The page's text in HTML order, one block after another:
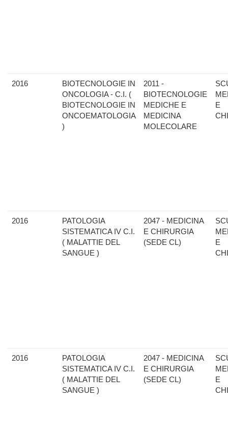
2016
BIOTECNOLOGIE IN
ONCOLOGIA - C.I. (
BIOTECNOLOGIE IN
ONCOEMATOLOGIA
)
2011 -
BIOTECNOLOGIE
MEDICHE E
MEDICINA
MOLECOLARE
E
2016
PATOLOGIA
SISTEMATICA IV C.I.
( MALATTIE DEL
SANGUE )
2047 - MEDICINA
E CHIRURGIA
(SEDE CL)
E
2016
PATOLOGIA
SISTEMATICA IV C.I.
( MALATTIE DEL
SANGUE )
2047 - MEDICINA
E CHIRURGIA
(SEDE CL)
E